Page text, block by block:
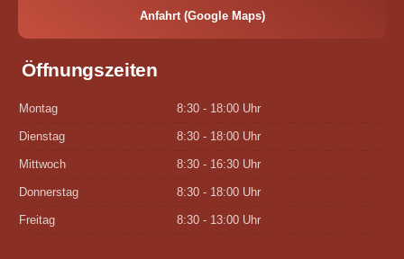
Anfahrt (Google Maps)
Öffnungszeiten
Montag 8:30 - 18:00 Uhr
Dienstag 8:30 - 18:00 Uhr
Mittwoch 8:30 - 16:30 Uhr
Donnerstag 8:30 - 18:00 Uhr
Freitag 8:30 - 13:00 Uhr